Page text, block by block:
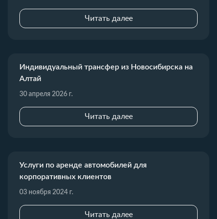
Читать далее
Индивидуальный трансфер из Новосибирска на
Алтай
30 апреля 2026 г.
Читать далее
Услуги по аренде автомобилей для
корпоративных клиентов
03 ноября 2024 г.
Читать далее